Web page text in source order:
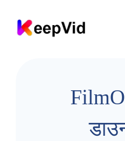
से
छो